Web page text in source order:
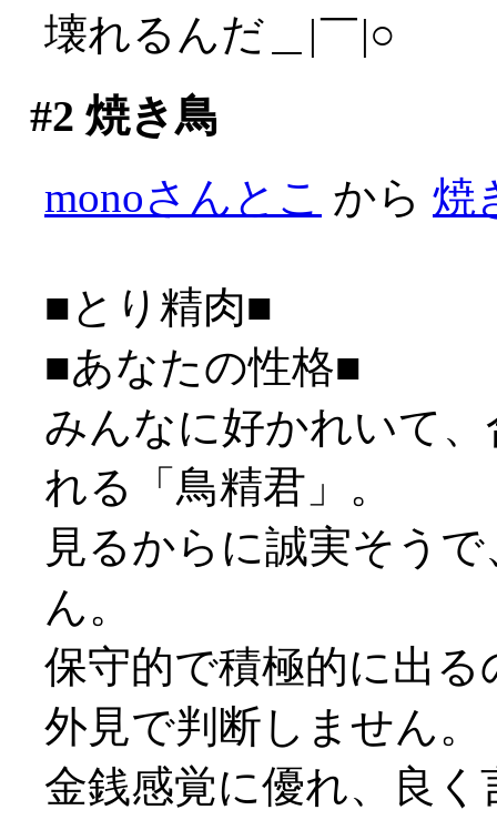
壊れるんだ＿|￣|○
#2 焼き鳥
monoさんとこ から 焼
■とり精肉■
■あなたの性格■
みんなに好かれいて
れる「鳥精君」。
見るからに誠実そう
ん。
保守的で積極的に出
外見で判断しません。
金銭感覚に優れ、良